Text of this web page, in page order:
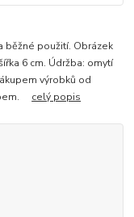
běžné použití. Obrázek
6 cm. Údržba: omytí
výrobků od
celý popis